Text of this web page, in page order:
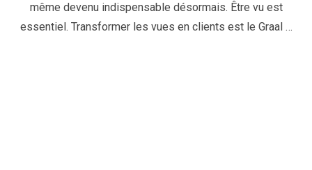
même devenu indispensable désormais. Être vu est
essentiel. Transformer les vues en clients est le Graal …